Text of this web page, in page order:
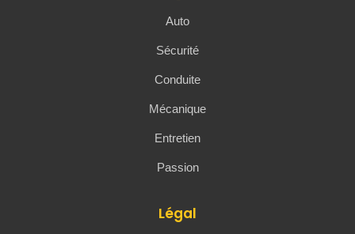
Auto
Sécurité
Conduite
Mécanique
Entretien
Passion
Légal